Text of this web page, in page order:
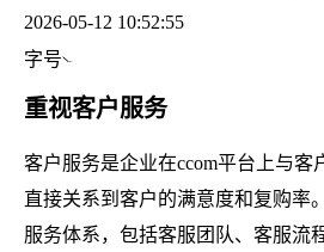
2026-05-12 10:52:55
字号
重视客户服务
客户服务是企业在ccom平台上与客
直接关系到客户的满意度和复购率
服务体系，包括客服团队、客服流